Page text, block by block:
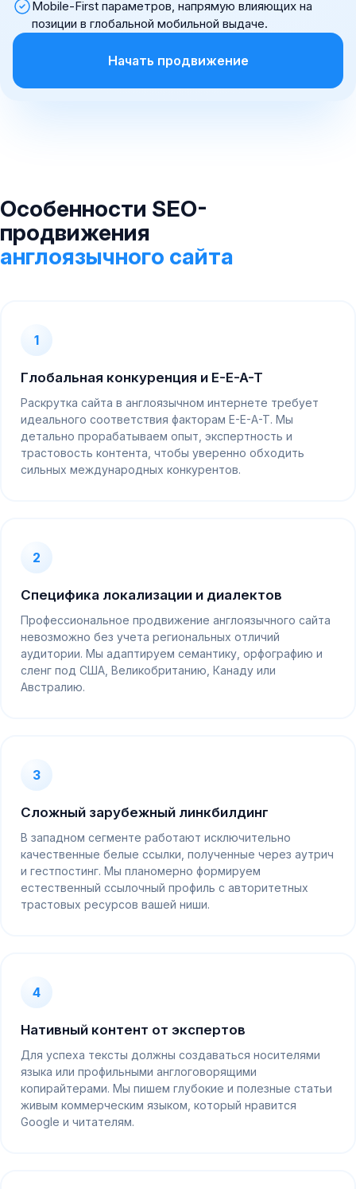
Mobile-First параметров, напрямую влияющих на
позиции в глобальной мобильной выдаче.
Начать продвижение
Особенности SEO-
продвижения
англоязычного сайта
1
Глобальная конкуренция и E-E-A-T
Раскрутка сайта в англоязычном интернете требует
идеального соответствия факторам E-E-A-T. Мы
детально прорабатываем опыт, экспертность и
трастовость контента, чтобы уверенно обходить
сильных международных конкурентов.
2
Специфика локализации и диалектов
Профессиональное продвижение англоязычного сайта
невозможно без учета региональных отличий
аудитории. Мы адаптируем семантику, орфографию и
сленг под США, Великобританию, Канаду или
Австралию.
3
Сложный зарубежный линкбилдинг
В западном сегменте работают исключительно
качественные белые ссылки, полученные через аутрич
и гестпостинг. Мы планомерно формируем
естественный ссылочный профиль с авторитетных
трастовых ресурсов вашей ниши.
4
Нативный контент от экспертов
Для успеха тексты должны создаваться носителями
языка или профильными англоговорящими
копирайтерами. Мы пишем глубокие и полезные статьи
живым коммерческим языком, который нравится
Google и читателям.